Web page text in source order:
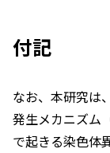
付記
なお、本研究は
発生メカニズム
で起きる染色体